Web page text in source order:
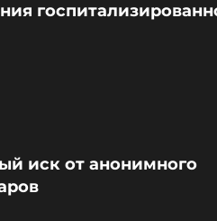
иск от анонимного